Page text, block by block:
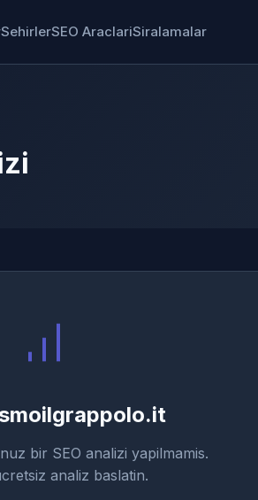
SehirlerSEO AraclariSiralamalar
bir SEO analizi yapilmamis.
analiz baslatin.